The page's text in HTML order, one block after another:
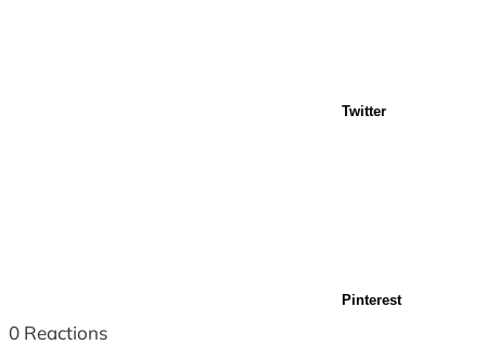
Twitter
Pinterest
0 Reactions